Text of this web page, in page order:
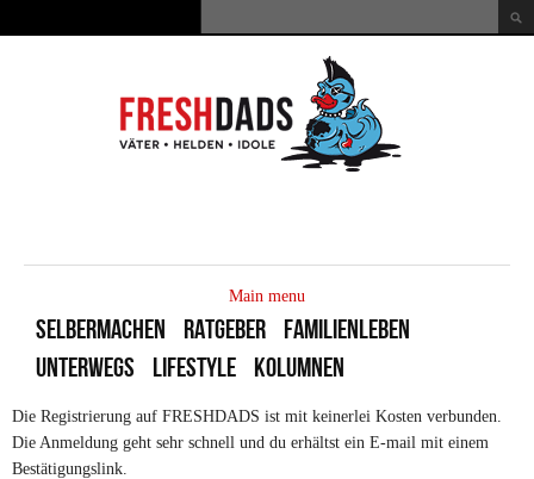
Suchformular
Main menu
SELBERMACHEN RATGEBER
FAMILIENLEBEN
UNTERWEGS
LIFESTYLE KOLUMNEN
Die Registrierung auf FRESHDADS ist mit keinerlei Kosten verbunden.
Die Anmeldung geht sehr schnell und du erhältst ein E-mail mit einem
Bestätigungslink.